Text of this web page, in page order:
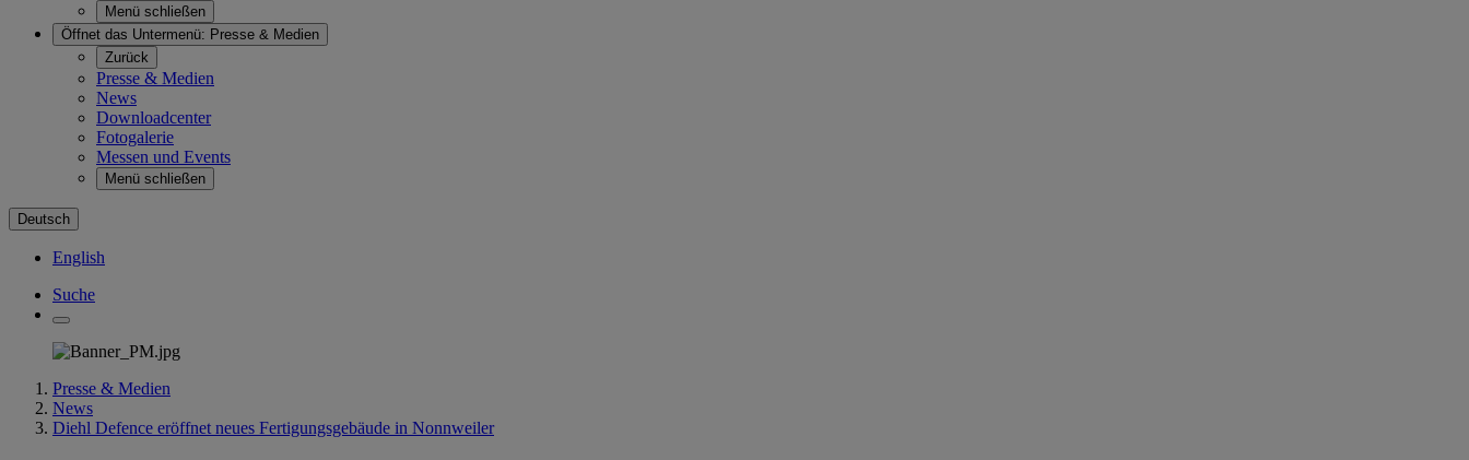
Menü schließen
Öffnet das Untermenü: Presse & Medien
Zurück
Presse & Medien
News
Downloadcenter
Fotogalerie
Messen und Events
Menü schließen
Deutsch
English
Suche
Presse & Medien
News
Diehl Defence eröffnet neues Fertigungsgebäude in Nonnweiler